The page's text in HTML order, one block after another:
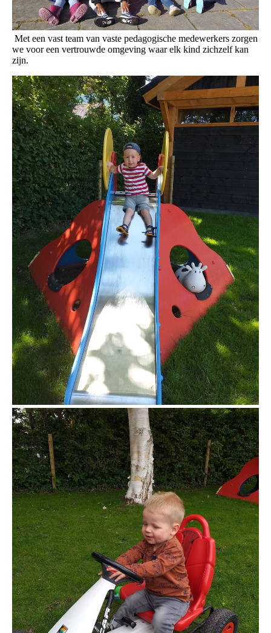
Met een vast team van vaste pedagogische medewerkers zorgen
we voor een vertrouwde omgeving waar elk kind zichzelf kan
zijn.